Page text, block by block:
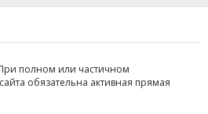
полном или частичном
обязательна активная прямая